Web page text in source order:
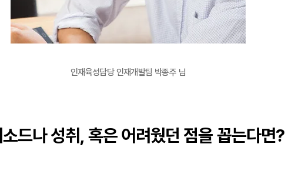
인재육성담당 인재개발팀 박종주 님
드나 성취, 혹은 어려웠던 점을 꼽는다면?